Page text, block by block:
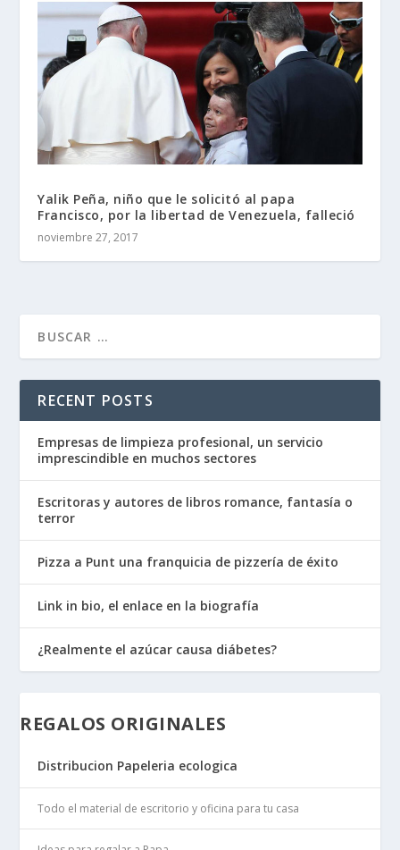
Yalik Peña, niño que le solicitó al papa
Francisco, por la libertad de Venezuela, falleció
noviembre 27, 2017
RECENT POSTS
Empresas de limpieza profesional, un servicio
imprescindible en muchos sectores
Escritoras y autores de libros romance, fantasía o
terror
Pizza a Punt una franquicia de pizzería de éxito
Link in bio, el enlace en la biografía
¿Realmente el azúcar causa diábetes?
REGALOS ORIGINALES
Distribucion Papeleria ecologica
Todo el material de escritorio y oficina para tu casa